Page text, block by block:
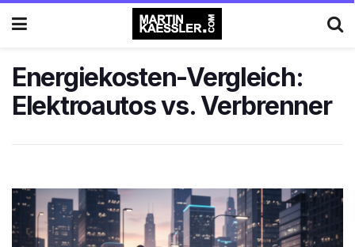
Energiekosten-Vergleich:
Elektroautos vs. Verbrenner